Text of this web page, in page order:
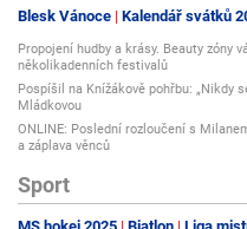
Blesk Vánoce Kalendář svátků
Propojení hudby a krásy. Beauty zóny
několikadenních festivalů
Pospíšil na Knížákově pohřbu: „Nikdy
Mládkovou
ONLINE: Poslední rozloučení s
a záplava věnců
Sport